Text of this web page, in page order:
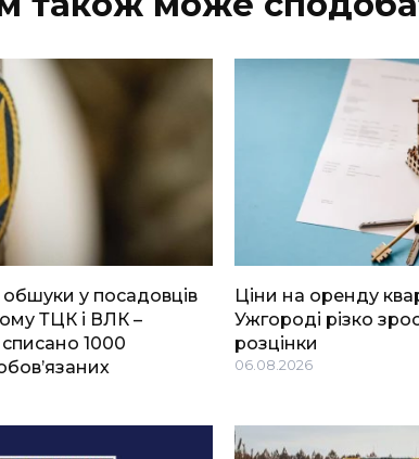
у посадовців
ТЦК і ВЛК –
1000
Ціни на оренду
Ужгороді різко
розцінки
06.08.2026